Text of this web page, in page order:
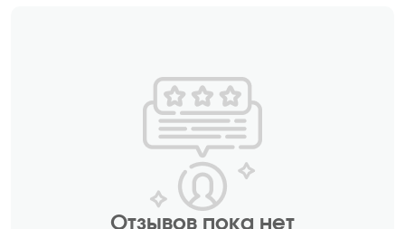
Отзывов пока нет